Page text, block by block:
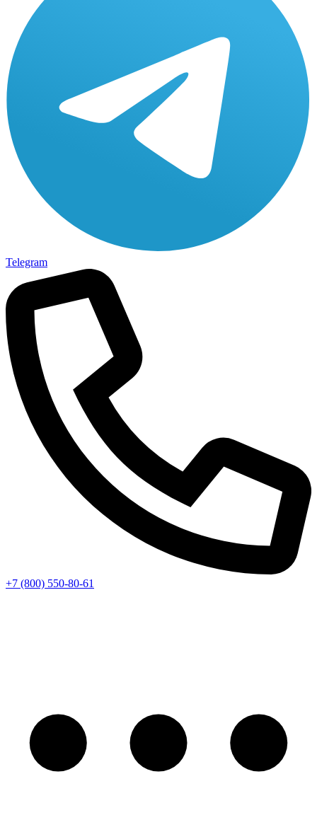
Telegram
+7 (800) 550-80-61